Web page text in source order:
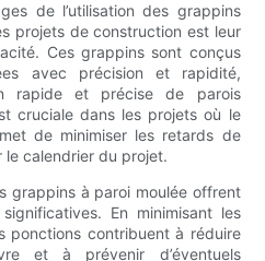
de l’utilisation des grappins
projets de construction est leur
Ces grappins sont conçus
avec précision et rapidité,
rapide et précise de parois
cruciale dans les projets où le
de minimiser les retards de
calendrier du projet.
grappins à paroi moulée offrent
En minimisant les
ponctions contribuent à réduire
et à prévenir d’éventuels